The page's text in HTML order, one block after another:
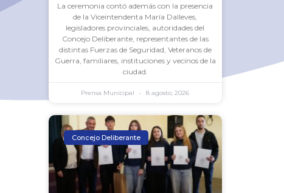
La ceremonia contó además con la presencia
de la Viceintendenta María Dalleves,
legisladores provinciales, autoridades del
Concejo Deliberante, representantes de las
distintas Fuerzas de Seguridad, Veteranos de
Guerra, familiares, instituciones y vecinos de la
ciudad.
Prensa Municipal 8 agosto, 2026
Concejo Deliberante